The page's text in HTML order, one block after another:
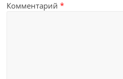
Комментарий*